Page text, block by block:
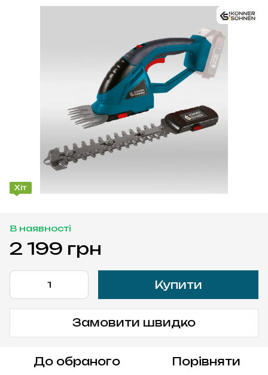
Хіт
В наявності
2 199 грн
Купити
Замовити швидко
До обраного Порівняти